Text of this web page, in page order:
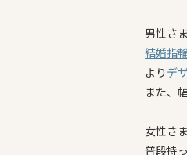
男性さ
結婚指
より デ
また、
女性さ
普段持